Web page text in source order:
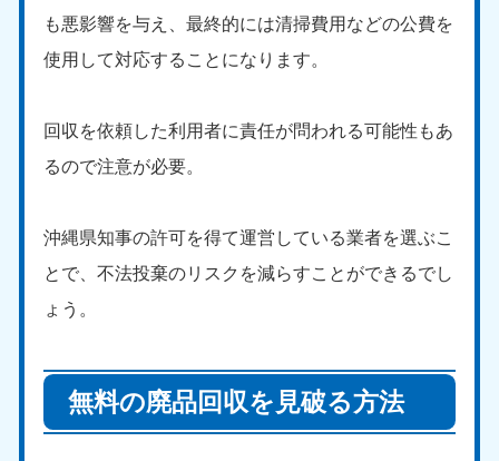
も悪影響を与え、最終的には清掃費用などの公費を
使用して対応することになります。
回収を依頼した利用者に責任が問われる可能性もあ
るので注意が必要。
沖縄県知事の許可を得て運営している業者を選ぶこ
とで、不法投棄のリスクを減らすことができるでし
ょう。
無料の廃品回収を見破る方法